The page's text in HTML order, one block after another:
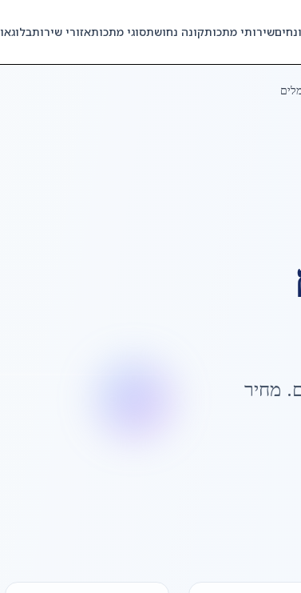
שירותי מתכותקונה נחושתסוגי מתכותאזורי שירותבלוג
. מחיר